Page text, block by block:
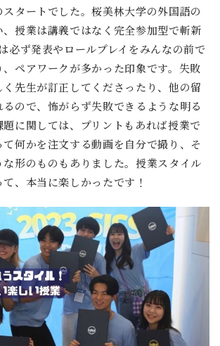
タートでした。桜美林大学の外国語の
授業は講義ではなく完全参加型で斬新
必ず発表やロールプレイをみんなの前で
、ペアワークが多かった印象です。失敗
く先生が訂正してくださったり、他の留
ので、怖がらず失敗できるような明る
に関しては、プリントもあれば授業で
何かを注文する動画を自分で撮り、そ
形のものもありました。授業スタイル
、本当に楽しかったです！